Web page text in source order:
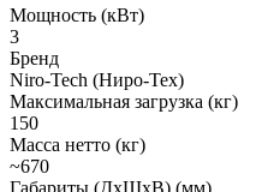
Мощность (кВт)
3
Бренд
Niro-Tech (Ниро-Тех)
Максимальная загрузка (кг)
150
Масса нетто (кг)
~670